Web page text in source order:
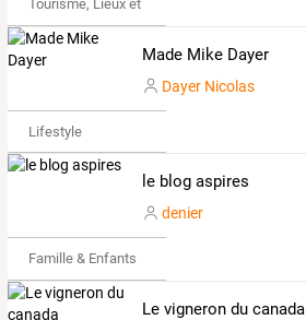
Tourisme, Lieux et Événements
Made Mike Dayer
Dayer Nicolas
Lifestyle
le blog aspires
denier
Famille & Enfants
Le vigneron du canada